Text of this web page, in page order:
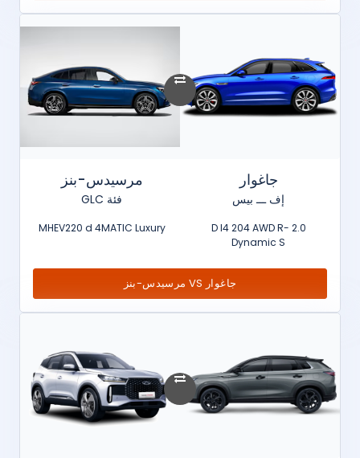
جاغوار
إف ـــ بيس
2.0 D I4 204 AWD R-
Dynamic S
مرسيدس-بنز
فئة GLC
MHEV220 d 4MATIC Luxury
جاغوار VS مرسيدس-بنز